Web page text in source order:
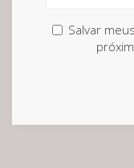
Salvar